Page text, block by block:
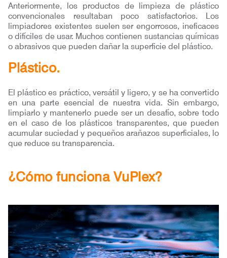
Anteriormente, los productos de limpieza de plástico
convencionales resultaban poco satisfactorios. Los
limpiadores existentes suelen ser engorrosos, ineficaces
o difíciles de usar. Muchos contienen sustancias químicas
o abrasivos que pueden dañar la superficie del plástico.
Plástico.
El plástico es práctico, versátil y ligero, y se ha convertido
en una parte esencial de nuestra vida. Sin embargo,
limpiarlo y mantenerlo puede ser un desafío, sobre todo
en el caso de los plásticos transparentes, que pueden
acumular suciedad y pequeños arañazos superficiales, lo
que reduce su transparencia.
¿Cómo funciona VuPlex?